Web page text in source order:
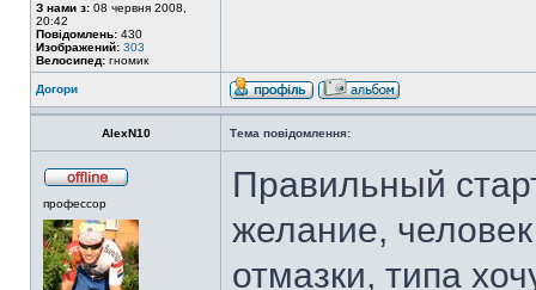
З нами з: 08 червня 2008,
20:42
Повідомлень: 430
Изображений: 303
Велосипед: гномик
Догори
AlexN10 Тема повідомлення:
профессор
Правильный
желание,
отмазки, типа